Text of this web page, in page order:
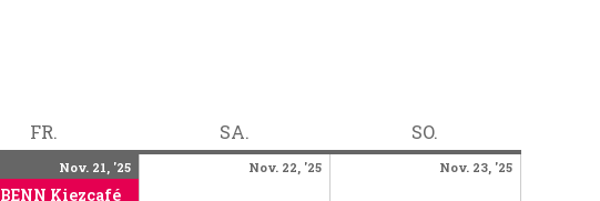
FR. SA. SO.
Nov. 21, '25November
(1
BENN Kiezcafé
Nov. 22, '25November
Nov. 23, '25November